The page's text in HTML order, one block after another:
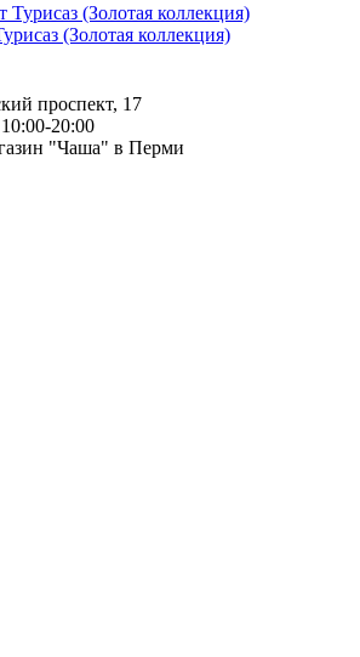
(Золотая коллекция)
проспект, 17
20:00
"Чаша" в Перми